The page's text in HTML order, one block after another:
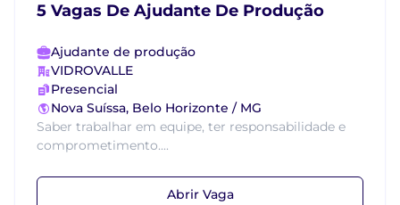
5 Vagas De Ajudante De Produção
Ajudante de produção
VIDROVALLE
Presencial
Nova Suíssa, Belo Horizonte / MG
Saber trabalhar em equipe, ter responsabilidade e
comprometimento....
Abrir Vaga